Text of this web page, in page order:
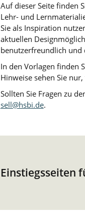
Auf dieser Seite finden
Lehr- und
Sie als Inspiration
aktuellen
benutzerfreundlich und
In den Vorlagen finden
Hinweise sehen Sie
Sollten Sie Fragen zu
sell@hsbi.de.
Einstiegsseiten